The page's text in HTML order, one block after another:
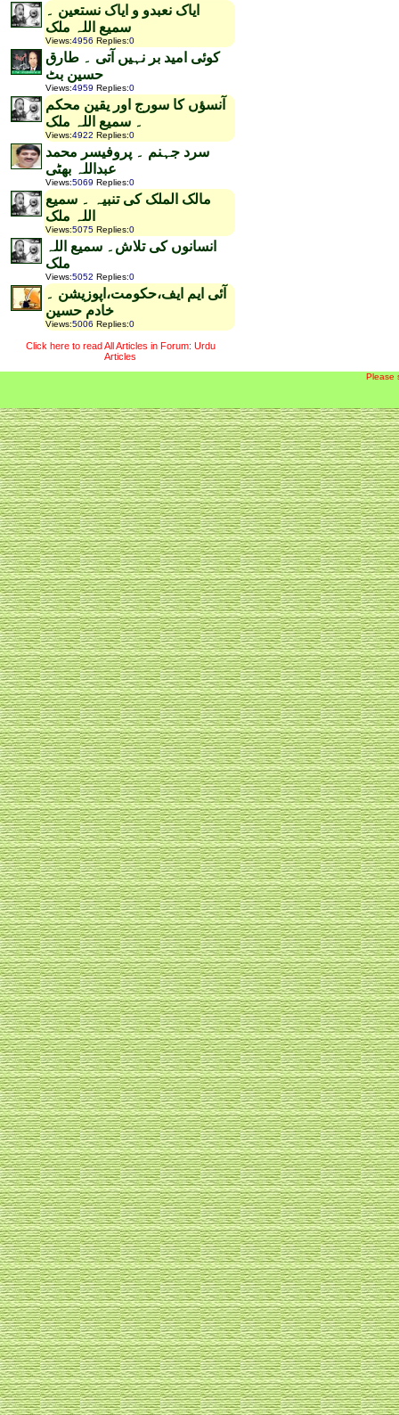
ایاک نعبدو و ایاک نستعین ۔
سمیع اللہ ملک
Views:4956 Replies:0
کوئی امید بر نہیں آتی ۔ طارق
حسین بٹ
Views:4959 Replies:0
آنسؤں کا سورج اور یقین محکم
۔ سمیع اللہ ملک
Views:4922 Replies:0
سرد جہنم ۔ پروفیسر محمد
عبداللہ بھٹی
Views:5069 Replies:0
مالک الملک کی تنبیہ ۔ سمیع
اللہ ملک
Views:5075 Replies:0
انسانوں کی تلاش۔ سمیع اللہ
ملک
Views:5052 Replies:0
آئی ایم ایف،حکومت،اپوزیشن ۔
خادم حسین
Views:5006 Replies:0
Click here to read All Articles in Forum: Urdu
Articles
Please